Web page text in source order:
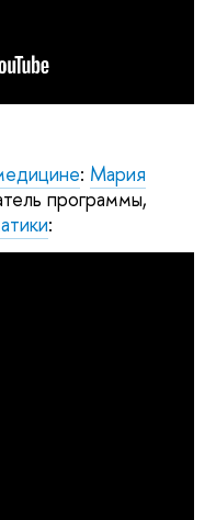
: Мария
программы,
: